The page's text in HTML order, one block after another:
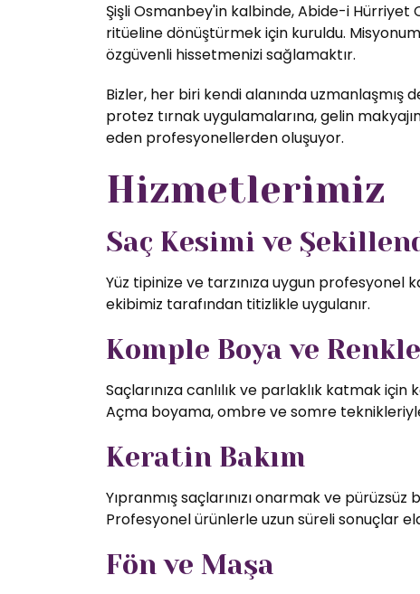
Şişli Osmanbey'in kalbinde, Abide-i Hürriyet
ritüeline dönüştürmek için kuruldu.
özgüvenli hissetmenizi sağlamaktır.
Bizler, her biri kendi alanında uzmanlaşmış
protez tırnak uygulamalarına, gelin
eden profesyonellerden oluşuyor.
Hizmetlerimiz
Saç Kesimi ve
Yüz tipinize ve tarzınıza uygun
ekibimiz tarafından titizlikle uygulanır.
Komple Boya ve
Saçlarınıza canlılık ve parlaklık katmak
Açma boyama, ombre ve somre
Keratin Bakım
Yıpranmış saçlarınızı onarmak ve
Profesyonel ürünlerle uzun süreli sonuçlar
Fön ve Maşa